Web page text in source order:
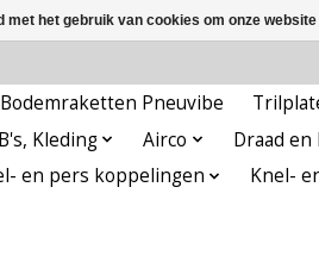
Bodemraketten Pneuvibe
Kleding Airco Draad en
en pers koppelingen Knel-
met het gebruik van cookies om onze